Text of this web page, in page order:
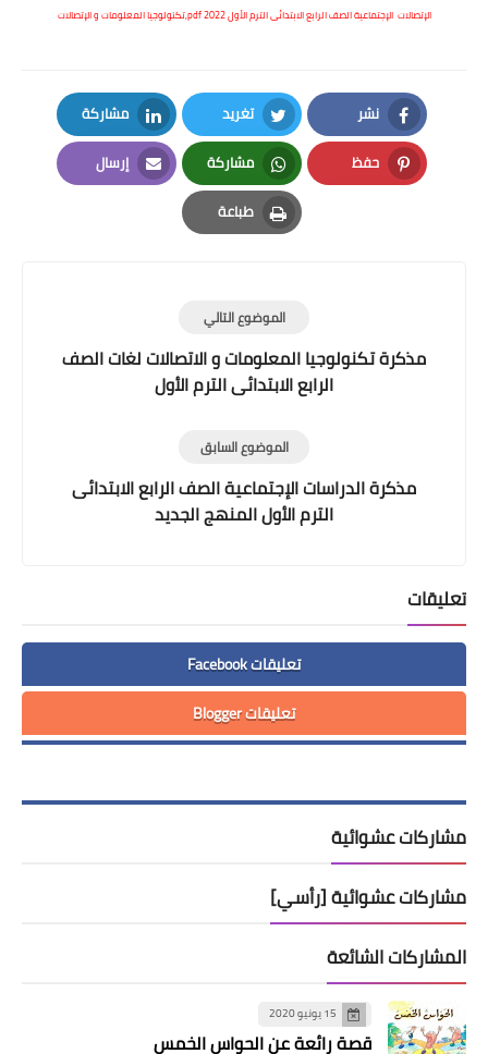
الإتصالات الإجتماعية الصف الرابع الابتدائى الترم الأول pdf 2022,تكنولوجيا المعلومات و الإتصالات
نشر
Facebook
تغريد
Twitter
مشاركة
LinkedIn
حفظ
Pinterest
مشاركة
Whatsapp
إرسال
Email
طباعة
Print
الموضوع التالي
مذكرة تكنولوجيا المعلومات و الاتصالات لغات الصف
الرابع الابتدائى الترم الأول
الموضوع السابق
مذكرة الدراسات الإجتماعية الصف الرابع الابتدائى
الترم الأول المنهج الجديد
تعليقات
تعليقات Facebook
تعليقات Blogger
مشاركات عشوائية
مشاركات عشوائية [رأسي]
المشاركات الشائعة
15 يونيو 2020
قصة رائعة عن الحواس الخمس